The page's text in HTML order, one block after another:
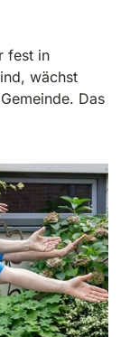
fest in
wächst
Das